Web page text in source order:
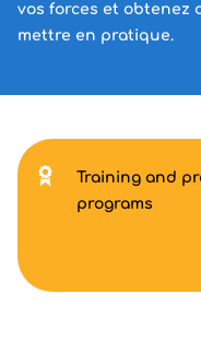
vos forces et obtenez
mettre en pratique.
Training and
programs